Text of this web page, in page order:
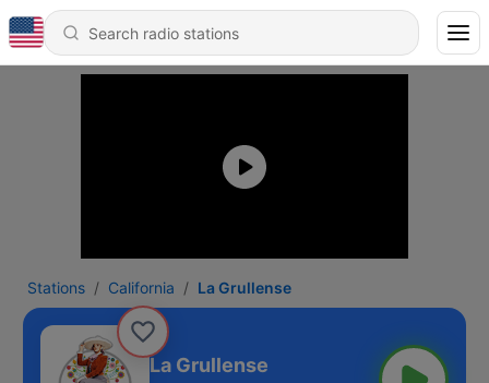
Stations California La Grullense
La Grullense